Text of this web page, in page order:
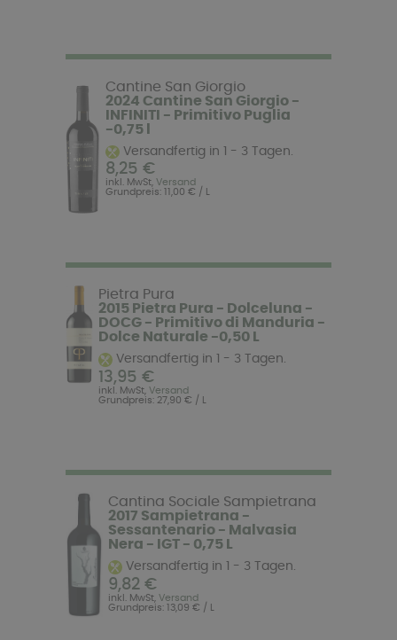
Cantine San Giorgio
2024 Cantine San Giorgio -
INFINITI - Primitivo Puglia
-0,75 l
Versandfertig in 1 - 3 Tagen.
8,25 €
inkl. MwSt, Versand
Grundpreis: 11,00 € / L
Pietra Pura
2015 Pietra Pura - Dolceluna -
DOCG - Primitivo di Manduria -
Dolce Naturale -0,50 L
Versandfertig in 1 - 3 Tagen.
13,95 €
inkl. MwSt,Versand
Grundpreis: 27,90 € / L
Cantina Sociale Sampietrana
2017 Sampietrana -
Sessantenario - Malvasia
Nera - IGT - 0,75 L
Versandfertig in 1 - 3 Tagen.
9,82 €
inkl. MwSt,Versand
Grundpreis: 13,09 € / L